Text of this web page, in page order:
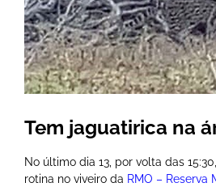
Tem jaguatirica na
No último dia 13, por volta das
rotina no viveiro da RMO – Reserva